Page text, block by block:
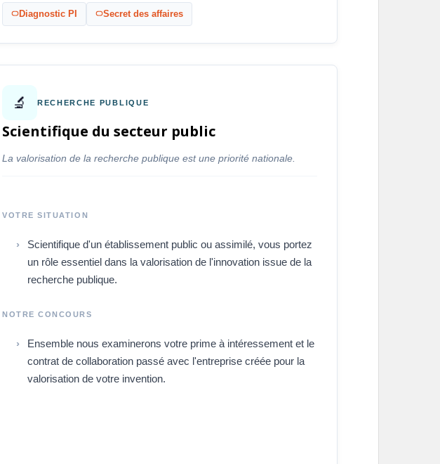
Diagnostic PI Secret des affaires
🔬 RECHERCHE PUBLIQUE
Scientifique du secteur public
La valorisation de la recherche publique est une priorité nationale.
VOTRE SITUATION
Scientifique d'un établissement public ou assimilé, vous portez
un rôle essentiel dans la valorisation de l'innovation issue de la
recherche publique.
NOTRE CONCOURS
Ensemble nous examinerons votre prime à intéressement et le
contrat de collaboration passé avec l'entreprise créée pour la
valorisation de votre invention.